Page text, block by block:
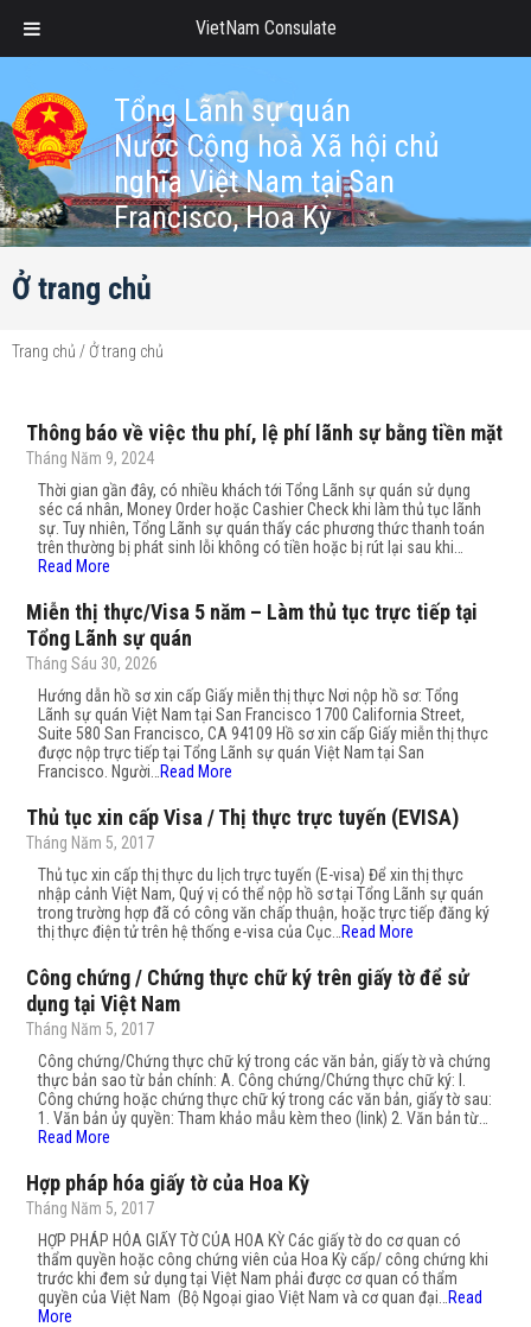
Tổng Lãnh sự quán
Nước Cộng hoà Xã hội chủ
nghĩa Việt Nam tại San
Francisco, Hoa Kỳ
Ở trang chủ
Trang chủ / Ở trang chủ
Thông báo về việc thu phí, lệ phí lãnh sự bằng tiền mặt
Tháng Năm 9, 2024
Thời gian gần đây, có nhiều khách tới Tổng Lãnh sự quán sử dụng
séc cá nhân, Money Order hoặc Cashier Check khi làm thủ tục lãnh
sự. Tuy nhiên, Tổng Lãnh sự quán thấy các phương thức thanh toán
trên thường bị phát sinh lỗi không có tiền hoặc bị rút lại sau khi…
Read More
Miễn thị thực/Visa 5 năm – Làm thủ tục trực tiếp tại
Tổng Lãnh sự quán
Tháng Sáu 30, 2026
Hướng dẫn hồ sơ xin cấp Giấy miễn thị thực Nơi nộp hồ sơ: Tổng
Lãnh sự quán Việt Nam tại San Francisco 1700 California Street,
Suite 580 San Francisco, CA 94109 Hồ sơ xin cấp Giấy miễn thị thực
được nộp trực tiếp tại Tổng Lãnh sự quán Việt Nam tại San
Francisco. Người… Read More
Thủ tục xin cấp Visa / Thị thực trực tuyến (EVISA)
Tháng Năm 5, 2017
Thủ tục xin cấp thị thực du lịch trực tuyến (E-visa) Để xin thị thực
nhập cảnh Việt Nam, Quý vị có thể nộp hồ sơ tại Tổng Lãnh sự quán
trong trường hợp đã có công văn chấp thuận, hoặc trực tiếp đăng ký
thị thực điện tử trên hệ thống e-visa của Cục… Read More
Công chứng / Chứng thực chữ ký trên giấy tờ để sử
dụng tại Việt Nam
Tháng Năm 5, 2017
Công chứng/Chứng thực chữ ký trong các văn bản, giấy tờ và chứng
thực bản sao từ bản chính: A. Công chứng/Chứng thực chữ ký: I.
Công chứng hoặc chứng thực chữ ký trong các văn bản, giấy tờ sau:
1. Văn bản ủy quyền: Tham khảo mẫu kèm theo (link) 2. Văn bản từ…
Read More
Hợp pháp hóa giấy tờ của Hoa Kỳ
Tháng Năm 5, 2017
HỢP PHÁP HÓA GIẤY TỜ CỦA HOA KỲ Các giấy tờ do cơ quan có
thẩm quyền hoặc công chứng viên của Hoa Kỳ cấp/ công chứng khi
trước khi đem sử dụng tại Việt Nam phải được cơ quan có thẩm
quyền của Việt Nam (Bộ Ngoại giao Việt Nam và cơ quan đại… Read
More
VietNam Consulate